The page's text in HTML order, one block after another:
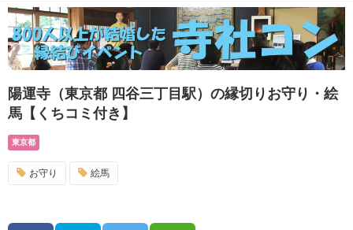
陽運寺（東京都 四谷三丁目駅）の縁切りお守り・絵
馬【くちコミ付き】
東京都
お守り 絵馬